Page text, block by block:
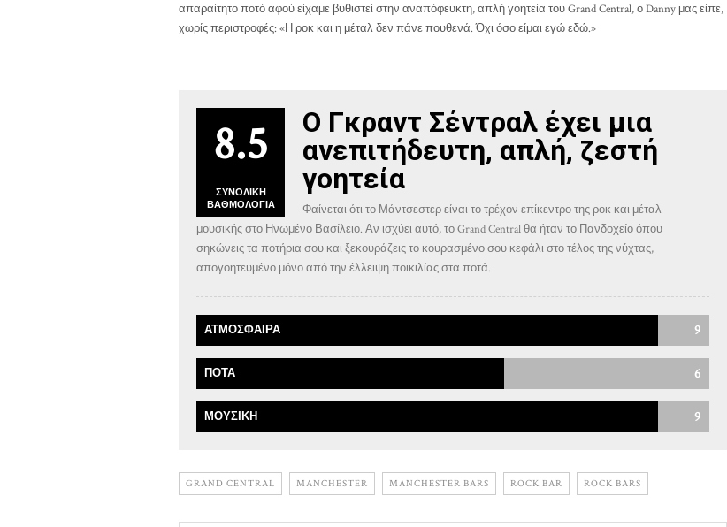
απαραίτητο ποτό αφού είχαμε βυθιστεί στην αναπόφευκτη, απλή γοητεία του Grand Central, ο Danny μας είπε,
χωρίς περιστροφές: «Η ροκ και η μέταλ δεν πάνε πουθενά. Όχι όσο είμαι εγώ εδώ.»
8.5
ΣΥΝΟΛΙΚΉ
ΒΑΘΜΟΛΟΓΊΑ
Ο Γκραντ Σέντραλ έχει μια
ανεπιτήδευτη, απλή, ζεστή
γοητεία
Φαίνεται ότι το Μάντσεστερ είναι το τρέχον επίκεντρο της ροκ και μέταλ
μουσικής στο Ηνωμένο Βασίλειο. Αν ισχύει αυτό, το Grand Central θα ήταν το Πανδοχείο όπου
σηκώνεις τα ποτήρια σου και ξεκουράζεις το κουρασμένο σου κεφάλι στο τέλος της νύχτας,
απογοητευμένο μόνο από την έλλειψη ποικιλίας στα ποτά.
ΑΤΜΌΣΦΑΙΡΑ 9
ΠΟΤΆ 6
ΜΟΥΣΙΚΉ 9
GRAND CENTRAL MANCHESTER MANCHESTER BARS ROCK BAR ROCK BARS